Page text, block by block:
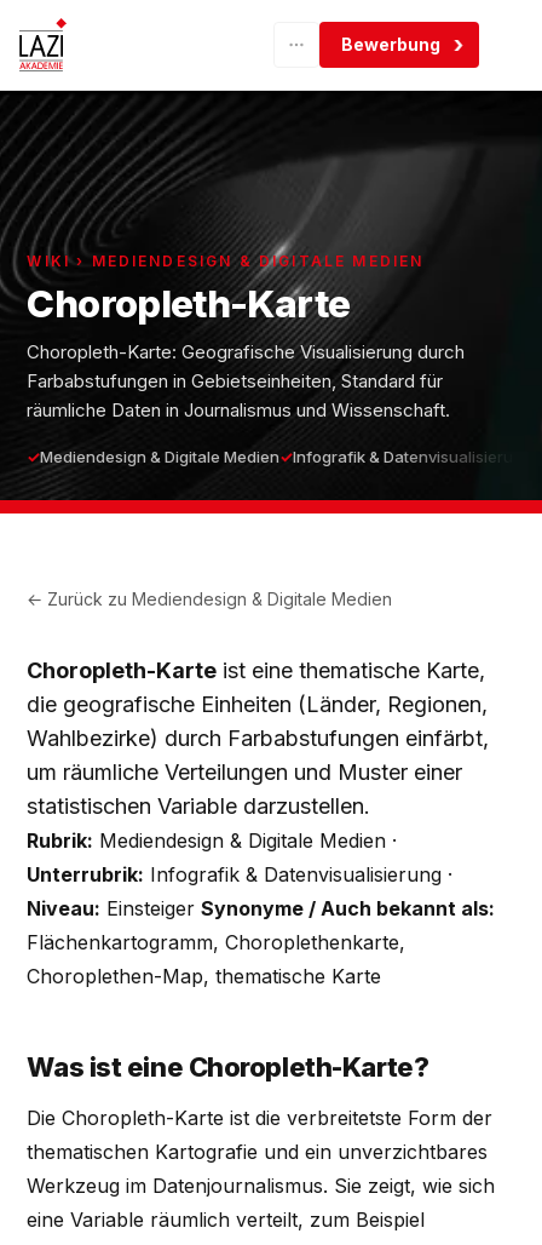
Bewerbung
WIKI › MEDIENDESIGN & DIGITALE MEDIEN
Choropleth-Karte
Choropleth-Karte: Geografische Visualisierung durch
Farbabstufungen in Gebietseinheiten, Standard für
räumliche Daten in Journalismus und Wissenschaft.
Mediendesign & Digitale Medien Infografik & Datenvisualisierung
← Zurück zuMediendesign & Digitale Medien
Choropleth-Karte ist eine thematische Karte,
die geografische Einheiten (Länder, Regionen,
Wahlbezirke) durch Farbabstufungen einfärbt,
um räumliche Verteilungen und Muster einer
statistischen Variable darzustellen.
Rubrik: Mediendesign & Digitale Medien ·
Unterrubrik: Infografik & Datenvisualisierung ·
Niveau: EinsteigerSynonyme / Auch bekannt als:
Flächenkartogramm, Choroplethenkarte,
Choroplethen-Map, thematische Karte
Was ist eine Choropleth-Karte?
Die Choropleth-Karte ist die verbreitetste Form der
thematischen Kartografie und ein unverzichtbares
Werkzeug im Datenjournalismus. Sie zeigt, wie sich
eine Variable räumlich verteilt, zum Beispiel